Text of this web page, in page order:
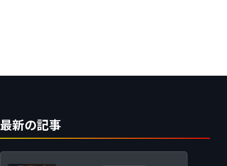
最新の記事